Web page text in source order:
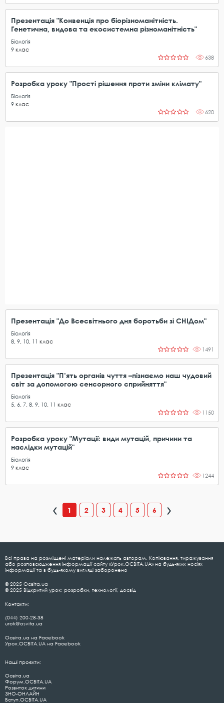
Презентація "Конвенція про біорізноманітність.
Генетична, видова та екосистемна різноманітність"
Біологія
9 клас
638
Розробка уроку "Прості рішення проти зміни клімату"
Біологія
9 клас
620
Презентація "До Всесвітнього дня боротьби зі СНІДом"
Біологія
8 9 10 11 клас
1491
Презентація "П’ять органів чуття –пізнаємо наш чудовий
світ за допомогою сенсорного сприйняття"
Біологія
5 6 7 8 9 10 11 клас
1150
Розробка уроку "Мутації: види мутацій, причини та
наслідки мутацій"
Біологія
9 клас
1244
1 2 3 4 5 6
Всі права на розміщені матеріали належать авторам. Копіювання, тиражування
або розповсюдження інформації сайту «Урок.ОСВІТА.UA» на будь-яких носіях
інформації та в будь-якому вигляді заборонено
© 2025 Освіта.ua
© 2025 Відкритий урок: розробки, технології, досвід
Контакти:
(044) 200-28-38
urok@osvita.ua
Освіта.ua на Facebook
Урок.ОСВІТА.UA на Facebook
Наші проєкти:
Освіта.ua
Форум.ОСВІТА.UA
Розвиток дитини
ЗНО-ОНЛАЙН
Вступ.ОСВІТА.UA